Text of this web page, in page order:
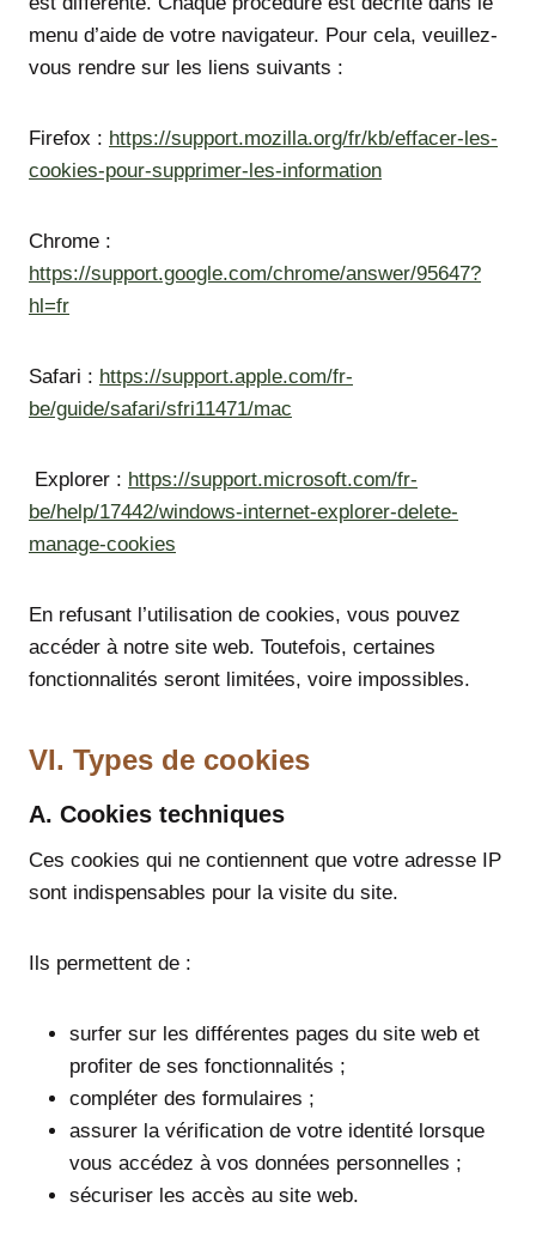
menu d’aide de votre navigateur. Pour cela, veuillez-
vous rendre sur les liens suivants :
Firefox : https://support.mozilla.org/fr/kb/effacer-les-
cookies-pour-supprimer-les-information
Chrome :
https://support.google.com/chrome/answer/95647?
hl=fr
Safari : https://support.apple.com/fr-
be/guide/safari/sfri11471/mac
Explorer : https://support.microsoft.com/fr-
be/help/17442/windows-internet-explorer-delete-
manage-cookies
En refusant l’utilisation de cookies, vous pouvez
accéder à notre site web. Toutefois, certaines
fonctionnalités seront limitées, voire impossibles.
VI. Types de cookies
A. Cookies techniques
Ces cookies qui ne contiennent que votre adresse IP
sont indispensables pour la visite du site.
Ils permettent de :
surfer sur les différentes pages du site web et
profiter de ses fonctionnalités ;
compléter des formulaires ;
assurer la vérification de votre identité lorsque
vous accédez à vos données personnelles ;
sécuriser les accès au site web.